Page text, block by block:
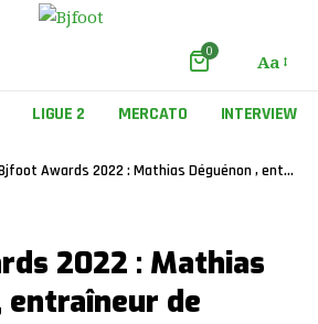
0 Aa
LIGUE 2 MERCATO INTERVIEW
Awards 2022 : Mathias Déguénon , entraîneur de l’année !
2022 : Mathias
entraîneur de